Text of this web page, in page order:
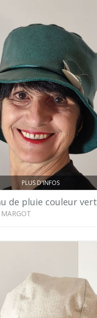
PLUS D'INFOS
de pluie couleur vert